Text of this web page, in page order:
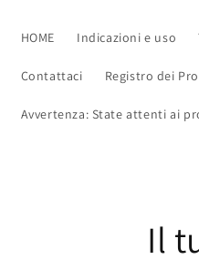
HOME Indicazioni e uso
Contattaci Registro dei
Avvertenza: State attenti ai
Il